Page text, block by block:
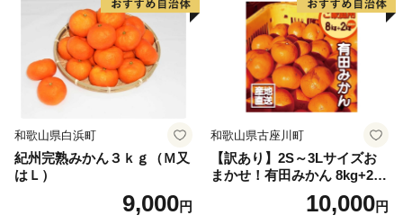
和歌山県白浜町
紀州完熟みかん３ｋｇ（Ｍ又
はＬ）
9,000円
和歌山県古座川町
【訳あり】2S～3Lサイズお
まかせ！有田みかん 8kg+2kg
保証分 11月から12月下旬ま
でに順次発送致します。 / 訳
10,000円